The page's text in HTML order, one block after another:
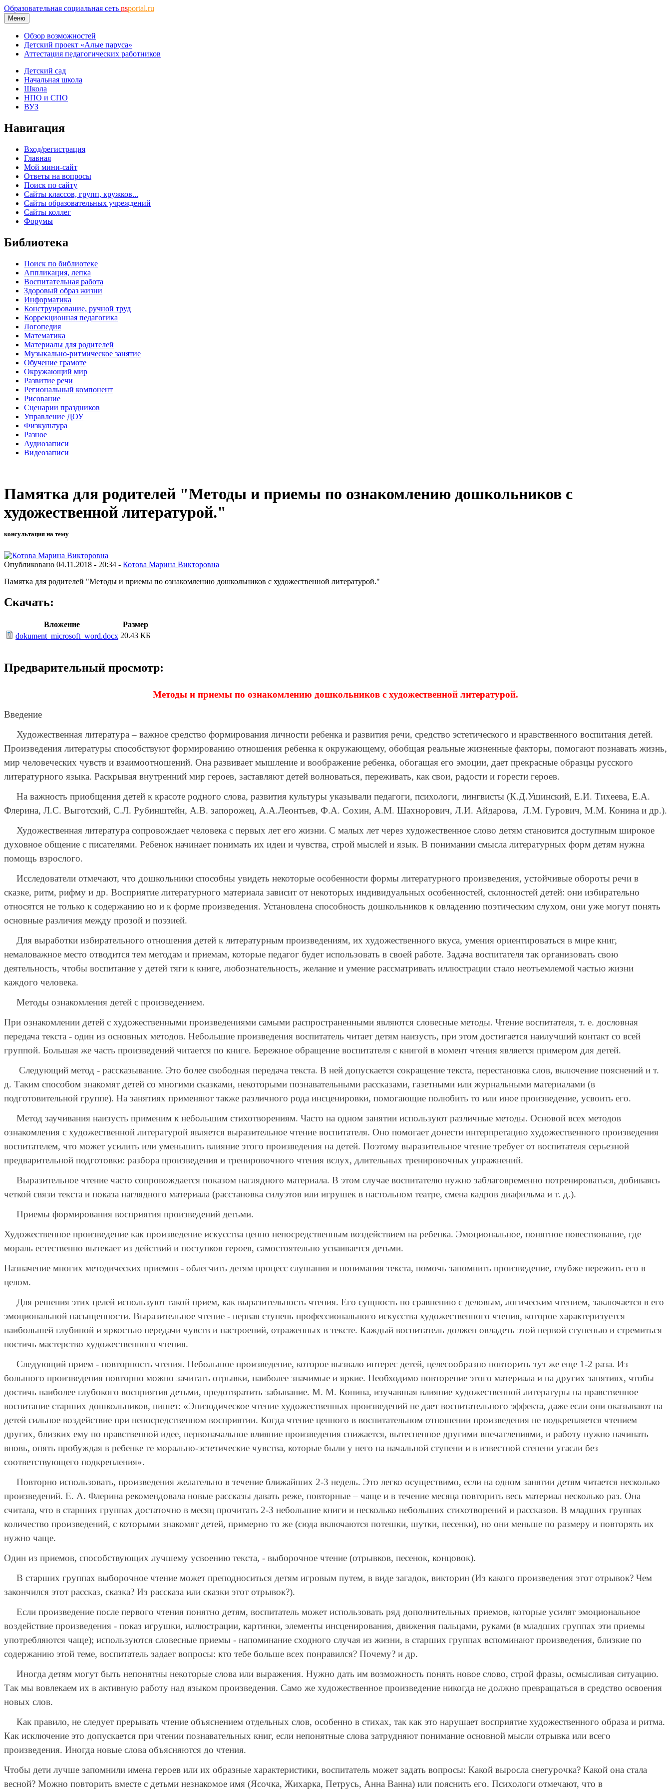
Образовательная социальная сеть nsportal.ru
Меню
Обзор возможностей
Детский проект «Алые паруса»
Аттестация педагогических работников
Детский сад
Начальная школа
Школа
НПО и СПО
ВУЗ
Навигация
Вход/регистрация
Главная
Мой мини-сайт
Ответы на вопросы
Поиск по сайту
Сайты классов, групп, кружков...
Сайты образовательных учреждений
Сайты коллег
Форумы
Библиотека
Поиск по библиотеке
Аппликация, лепка
Воспитательная работа
Здоровый образ жизни
Информатика
Конструирование, ручной труд
Коррекционная педагогика
Логопедия
Математика
Материалы для родителей
Музыкально-ритмическое занятие
Обучение грамоте
Окружающий мир
Развитие речи
Региональный компонент
Рисование
Сценарии праздников
Управление ДОУ
Физкультура
Разное
Аудиозаписи
Видеозаписи
Памятка для родителей "Методы и приемы по ознакомлению дошкольников с
художественной литературой."
консультация на тему
Опубликовано 04.11.2018 - 20:34 - Котова Марина Викторовна
Памятка для родителей "Методы и приемы по ознакомлению дошкольников с художественной литературой."
Скачать:
Вложение
Размер
dokument_microsoft_word.docx 20.43 КБ
Предварительный просмотр:
Методы и приемы по ознакомлению дошкольников с художественной литературой.
Введение
Художественная литература – важное средство формирования личности ребенка и развития речи, средство эстетического и нравственного воспитания детей.
Произведения литературы способствуют формированию отношения ребенка к окружающему, обобщая реальные жизненные факторы, помогают познавать жизнь,
мир человеческих чувств и взаимоотношений. Она развивает мышление и воображение ребенка, обогащая его эмоции, дает прекрасные образцы русского
литературного языка. Раскрывая внутренний мир героев, заставляют детей волноваться, переживать, как свои, радости и горести героев.
На важность приобщения детей к красоте родного слова, развития культуры указывали педагоги, психологи, лингвисты (К.Д.Ушинский, Е.И. Тихеева, Е.А.
Флерина, Л.С. Выготский, С.Л. Рубинштейн, А.В. запорожец, А.А.Леонтьев, Ф.А. Сохин, А.М. Шахнорович, Л.И. Айдарова, Л.М. Гурович, М.М. Конина и др.).
Художественная литература сопровождает человека с первых лет его жизни. С малых лет через художественное слово детям становится доступным широкое
духовное общение с писателями. Ребенок начинает понимать их идеи и чувства, строй мыслей и язык. В понимании смысла литературных форм детям нужна
помощь взрослого.
Исследователи отмечают, что дошкольники способны увидеть некоторые особенности формы литературного произведения, устойчивые обороты речи в
сказке, ритм, рифму и др. Восприятие литературного материала зависит от некоторых индивидуальных особенностей, склонностей детей: они избирательно
относятся не только к содержанию но и к форме произведения. Установлена способность дошкольников к овладению поэтическим слухом, они уже могут понять
основные различия между прозой и поэзией.
Для выработки избирательного отношения детей к литературным произведениям, их художественного вкуса, умения ориентироваться в мире книг,
немаловажное место отводится тем методам и приемам, которые педагог будет использовать в своей работе. Задача воспитателя так организовать свою
деятельность, чтобы воспитание у детей тяги к книге, любознательность, желание и умение рассматривать иллюстрации стало неотъемлемой частью жизни
каждого человека.
Методы ознакомления детей с произведением.
При ознакомлении детей с художественными произведениями самыми распространенными являются словесные методы. Чтение воспитателя, т. е. дословная
передача текста - один из основных методов. Небольшие произведения воспитатель читает детям наизусть, при этом достигается наилучший контакт со всей
группой. Большая же часть произведений читается по книге. Бережное обращение воспитателя с книгой в момент чтения является примером для детей.
Следующий метод - рассказывание. Это более свободная передача текста. В ней допускается сокращение текста, перестановка слов, включение пояснений и т.
д. Таким способом знакомят детей со многими сказками, некоторыми познавательными рассказами, газетными или журнальными материалами (в
подготовительной группе). На занятиях применяют также различного рода инсценировки, помогающие полюбить то или иное произведение, усвоить его.
Метод заучивания наизусть применим к небольшим стихотворениям. Часто на одном занятии используют различные методы. Основой всех методов
ознакомления с художественной литературой является выразительное чтение воспитателя. Оно помогает донести интерпретацию художественного произведения
воспитателем, что может усилить или уменьшить влияние этого произведения на детей. Поэтому выразительное чтение требует от воспитателя серьезной
предварительной подготовки: разбора произведения и тренировочного чтения вслух, длительных тренировочных упражнений.
Выразительное чтение часто сопровождается показом наглядного материала. В этом случае воспитателю нужно заблаговременно потренироваться, добиваясь
четкой связи текста и показа наглядного материала (расстановка силуэтов или игрушек в настольном театре, смена кадров диафильма и т. д.).
Приемы формирования восприятия произведений детьми.
Художественное произведение как произведение искусства ценно непосредственным воздействием на ребенка. Эмоциональное, понятное повествование, где
мораль естественно вытекает из действий и поступков героев, самостоятельно усваивается детьми.
Назначение многих методических приемов - облегчить детям процесс слушания и понимания текста, помочь запомнить произведение, глубже пережить его в
целом.
Для решения этих целей используют такой прием, как выразительность чтения. Его сущность по сравнению с деловым, логическим чтением, заключается в его
эмоциональной насыщенности. Выразительное чтение - первая ступень профессионального искусства художественного чтения, которое характеризуется
наибольшей глубиной и яркостью передачи чувств и настроений, отраженных в тексте. Каждый воспитатель должен овладеть этой первой ступенью и стремиться
постичь мастерство художественного чтения.
Следующий прием - повторность чтения. Небольшое произведение, которое вызвало интерес детей, целесообразно повторить тут же еще 1-2 раза. Из
большого произведения повторно можно зачитать отрывки, наиболее значимые и яркие. Необходимо повторение этого материала и на других занятиях, чтобы
достичь наиболее глубокого восприятия детьми, предотвратить забывание. М. М. Конина, изучавшая влияние художественной литературы на нравственное
воспитание старших дошкольников, пишет: «Эпизодическое чтение художественных произведений не дает воспитательного эффекта, даже если они оказывают на
детей сильное воздействие при непосредственном восприятии. Когда чтение ценного в воспитательном отношении произведения не подкрепляется чтением
других, близких ему по нравственной идее, первоначальное влияние произведения снижается, вытесненное другими впечатлениями, и работу нужно начинать
вновь, опять пробуждая в ребенке те морально-эстетические чувства, которые были у него на начальной ступени и в известной степени угасли без
соответствующего подкрепления».
Повторно использовать, произведения желательно в течение ближайших 2-3 недель. Это легко осуществимо, если на одном занятии детям читается несколько
произведений. Е. А. Флерина рекомендовала новые рассказы давать реже, повторные – чаще и в течение месяца повторить весь материал несколько раз. Она
считала, что в старших группах достаточно в месяц прочитать 2-З небольшие книги и несколько небольших стихотворений и рассказов. В младших группах
количество произведений, с которыми знакомят детей, примерно то же (сюда включаются потешки, шутки, песенки), но они меньше по размеру и повторять их
нужно чаще.
Один из приемов, способствующих лучшему усвоению текста, - выборочное чтение (отрывков, песенок, концовок).
В старших группах выборочное чтение может преподноситься детям игровым путем, в виде загадок, викторин (Из какого произведения этот отрывок? Чем
закончился этот рассказ, сказка? Из рассказа или сказки этот отрывок?).
Если произведение после первого чтения понятно детям, воспитатель может использовать ряд дополнительных приемов, которые усилят эмоциональное
воздействие произведения - показ игрушки, иллюстрации, картинки, элементы инсценирования, движения пальцами, руками (в младших группах эти приемы
употребляются чаще); используются словесные приемы - напоминание сходного случая из жизни, в старших группах вспоминают произведения, близкие по
содержанию этой теме, воспитатель задает вопросы: кто тебе больше всех понравился? Почему? и др.
Иногда детям могут быть непонятны некоторые слова или выражения. Нужно дать им возможность понять новое слово, строй фразы, осмысливая ситуацию.
Так мы вовлекаем их в активную работу над языком произведения. Само же художественное произведение никогда не должно превращаться в средство освоения
новых слов.
Как правило, не следует прерывать чтение объяснением отдельных слов, особенно в стихах, так как это нарушает восприятие художественного образа и ритма.
Как исключение это допускается при чтении познавательных книг, если непонятные слова затрудняют понимание основной мысли отрывка или всего
произведения. Иногда новые слова объясняются до чтения.
Чтобы дети лучше запомнили имена героев или их образные характеристики, воспитатель может задать вопросы: Какой выросла снегурочка? Какой она стала
весной? Можно повторить вместе с детьми незнакомое имя (Ясочка, Жихарка, Петрусь, Анна Ванна) или пояснить его. Психологи отмечают, что в